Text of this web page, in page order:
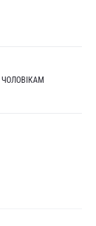
ЧОЛОВІКАМ